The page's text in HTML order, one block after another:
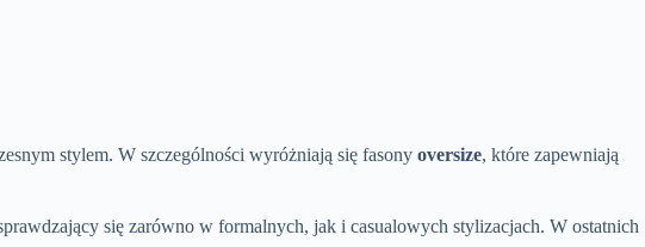
stylem. W szczególności wyróżniają się fasony oversize, które zapewniają
się zarówno w formalnych, jak i casualowych stylizacjach. W ostatnich